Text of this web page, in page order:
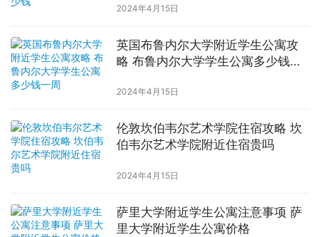
2024年4月15日
英国布鲁内尔大学附近学生公寓攻
略 布鲁内尔大学学生公寓多少钱一
2024年4月15日
伦敦坎伯韦尔艺术学院住宿攻略 坎
伯韦尔艺术学院附近住宿贵吗
2024年4月15日
萨里大学附近学生公寓注意事项 萨
里大学附近学生公寓价格